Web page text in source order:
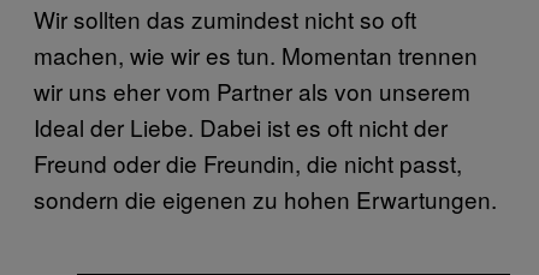
Wir sollten das zumindest nicht so oft
machen, wie wir es tun. Momentan trennen
wir uns eher vom Partner als von unserem
Ideal der Liebe. Dabei ist es oft nicht der
Freund oder die Freundin, die nicht passt,
sondern die eigenen zu hohen Erwartungen.